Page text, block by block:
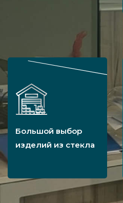
Большой выбор
изделий из стекла